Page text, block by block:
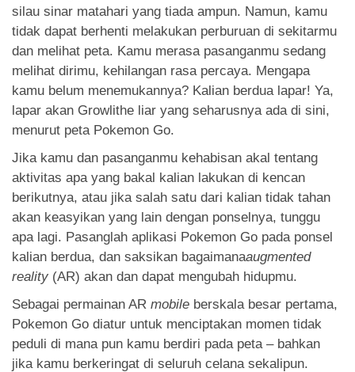
Hubungi Kami
silau sinar matahari yang tiada ampun. Namun, kamu
tidak dapat berhenti melakukan perburuan di sekitarmu
dan melihat peta. Kamu merasa pasanganmu sedang
melihat dirimu, kehilangan rasa percaya. Mengapa
kamu belum menemukannya? Kalian berdua lapar! Ya,
lapar akan Growlithe liar yang seharusnya ada di sini,
menurut peta Pokemon Go.
Jika kamu dan pasanganmu kehabisan akal tentang
aktivitas apa yang bakal kalian lakukan di kencan
berikutnya, atau jika salah satu dari kalian tidak tahan
akan keasyikan yang lain dengan ponselnya, tunggu
apa lagi. Pasanglah aplikasi Pokemon Go pada ponsel
kalian berdua, dan saksikan bagaimanaaugmented
reality (AR) akan dan dapat mengubah hidupmu.
Sebagai permainan AR mobile berskala besar pertama,
Pokemon Go diatur untuk menciptakan momen tidak
peduli di mana pun kamu berdiri pada peta – bahkan
jika kamu berkeringat di seluruh celana sekalipun.